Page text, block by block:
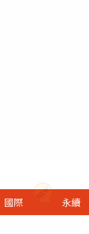
國際 永續